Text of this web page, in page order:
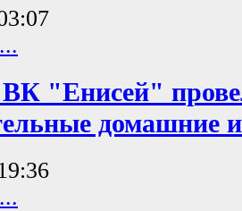
"Енисей"
домашние